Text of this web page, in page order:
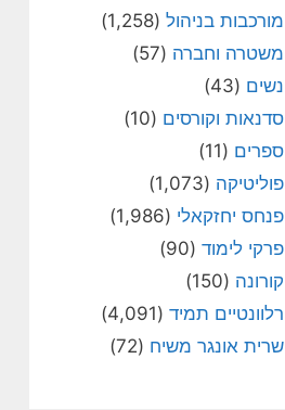
מורכבות בניהול (1,258)
משטרה וחברה (57)
נשים (43)
סדנאות וקורסים (10)
ספרים (11)
פוליטיקה (1,073)
פנחס יחזקאלי (1,986)
פרקי לימוד (90)
קורונה (150)
רלוונטיים תמיד (4,091)
שרית אונגר משיח (72)